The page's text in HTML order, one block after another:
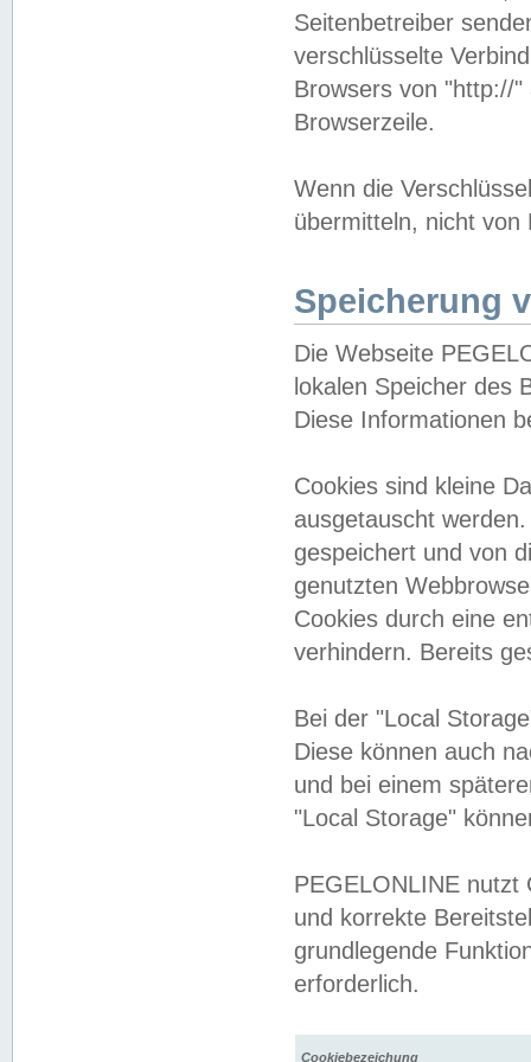
Seitenbetreiber
verschlüsselte
Browsers von "http://
Browserzeile.
Wenn die
übermitteln, nicht von
Speicherung
Die Webseite
lokalen Speicher des
Diese Informationen
Cookies sind kleine
ausgetauscht
gespeichert und von
genutzten
Cookies durch eine
verhindern. Bereits
Bei der "Local
Diese können auch
und bei einem
"Local Storage"
PEGELONLINE nutzt
und korrekte
grundlegende
erforderlich.
Cookiebezeichung